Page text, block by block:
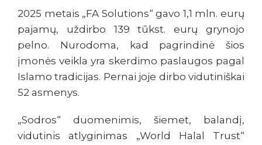
2025 metais „FA Solutions“ gavo 1,1 mln. eurų
pajamų, uždirbo 139 tūkst. eurų grynojo
pelno. Nurodoma, kad pagrindinė šios
įmonės veikla yra skerdimo paslaugos pagal
Islamo tradicijas. Pernai joje dirbo vidutiniškai
52 asmenys.
„Sodros“ duomenimis, šiemet, balandį,
vidutinis atlyginimas „World Halal Trust“